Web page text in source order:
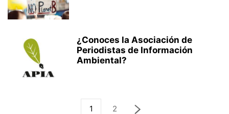
¿Conoces la Asociación de
Periodistas de Información
Ambiental?
1 2